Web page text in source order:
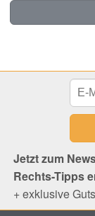
Jetzt zum
Rechts-Tipps
+ exklusive